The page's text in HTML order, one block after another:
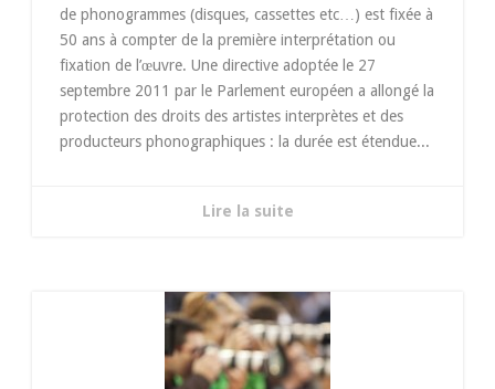
de phonogrammes (disques, cassettes etc…) est fixée à
50 ans à compter de la première interprétation ou
fixation de l’œuvre. Une directive adoptée le 27
septembre 2011 par le Parlement européen a allongé la
protection des droits des artistes interprètes et des
producteurs phonographiques : la durée est étendue...
Lire la suite